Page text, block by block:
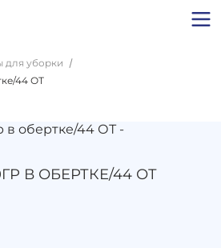
для уборки
44 ОТ
В ОБЕРТКЕ/44 ОТ